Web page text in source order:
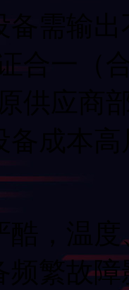
需输出不
合一（
原供应商
备成本
，温度
备频繁故